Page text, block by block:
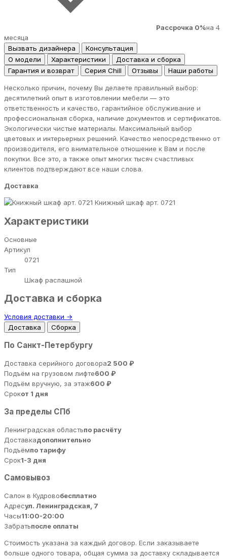
Рассрочка 0%на 4
месяца
Вызвать дизайнера
Консультация
О модели
Характеристики
Доставка и сборка
Гарантия и возврат
Серия Chill Отзывы Наши работы
Несколько причин, почему Вы делаете правильный выбор:
десятилетний опыт в изготовлении мебели — это
ответственность и качество, гарантийное обслуживание и
профессиональная сборка, наличие документов и сертификатов.
Экологически чистые материалы. Максимальный выбор
цветовых и интерьерных решений. Качество непосредственно от
производителя, его внимательное отношение к Вам и после
покупки. Все это, а также опыт многих тысяч счастливых
клиентов подтверждают все наши слова.
Доставка
Книжный шкаф арт. 0721
Характеристики
Основные
Артикул
0721
Тип
Шкаф распашной
Доставка и сборка
Условия доставки →
Доставка
Сборка
По Санкт-Петербургу
Доставка серийного договора2 500 ₽
Подъём на грузовом лифте600 ₽
Подъём вручную, за этаж600 ₽
Срокот 1 дня
За пределы СПб
Ленинградская областьпо расчёту
Доставкадополнительно
Подъёмпо тарифу
Срок1-3 дня
Самовывоз
Салон в Кудровобесплатно
Адресул. Ленинградская, 7
Часы11:00-20:00
Забратьпосле оплаты
Стоимость указана за каждый договор. Если заказываете
больше одного товара, общая сумма за доставку складывается